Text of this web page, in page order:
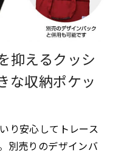
抑えるクッシ
な収納ポケッ
り安心してトレース
別売りのデザインバ